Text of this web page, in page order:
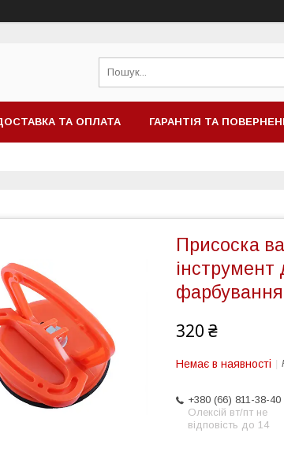
ТА ОПЛАТА ГАРАНТІЯ ТА
Присоска
фарбування
320 ₴
Немає в наявності
+380 (66) 811-38-40
Олексій вт/пт не
відповість до 14